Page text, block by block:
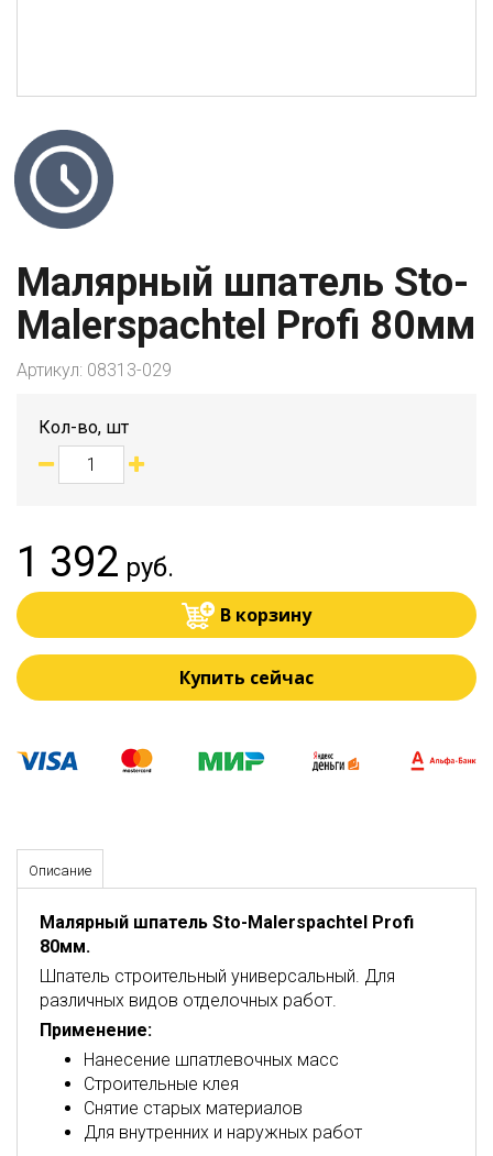
Малярный шпатель Sto-
Malerspachtel Profi 80мм
Артикул: 08313-029
Кол-во, шт
1 392 руб.
В корзину
Купить сейчас
Описание
Малярный шпатель Sto-Malerspachtel Profi
80мм.
Шпатель строительный универсальный. Для
различных видов отделочных работ.
Применение:
Нанесение шпатлевочных масс
Строительные клея
Снятие старых материалов
Для внутренних и наружных работ